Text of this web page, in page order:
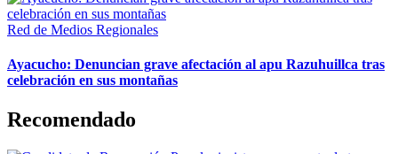
Red de Medios Regionales
Ayacucho: Denuncian grave afectación al apu Razuhuillca tras
celebración en sus montañas
Recomendado